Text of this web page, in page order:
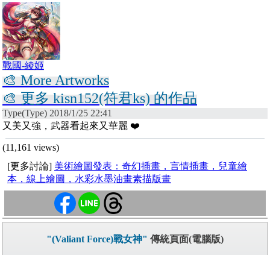
戰國-綾姬
🎨 More Artworks
🎨 更多 kisn152(符君ks) 的作品
Type(Type) 2018/1/25 22:41
又美又強，武器看起來又華麗 ❤️
(11,161 views)
[更多討論] 美術繪圖發表：奇幻插畫，言情插畫，兒童繪
本，線上繪圖，水彩水墨油畫素描版畫
"(Valiant Force)戰女神" 傳統頁面(電腦版)